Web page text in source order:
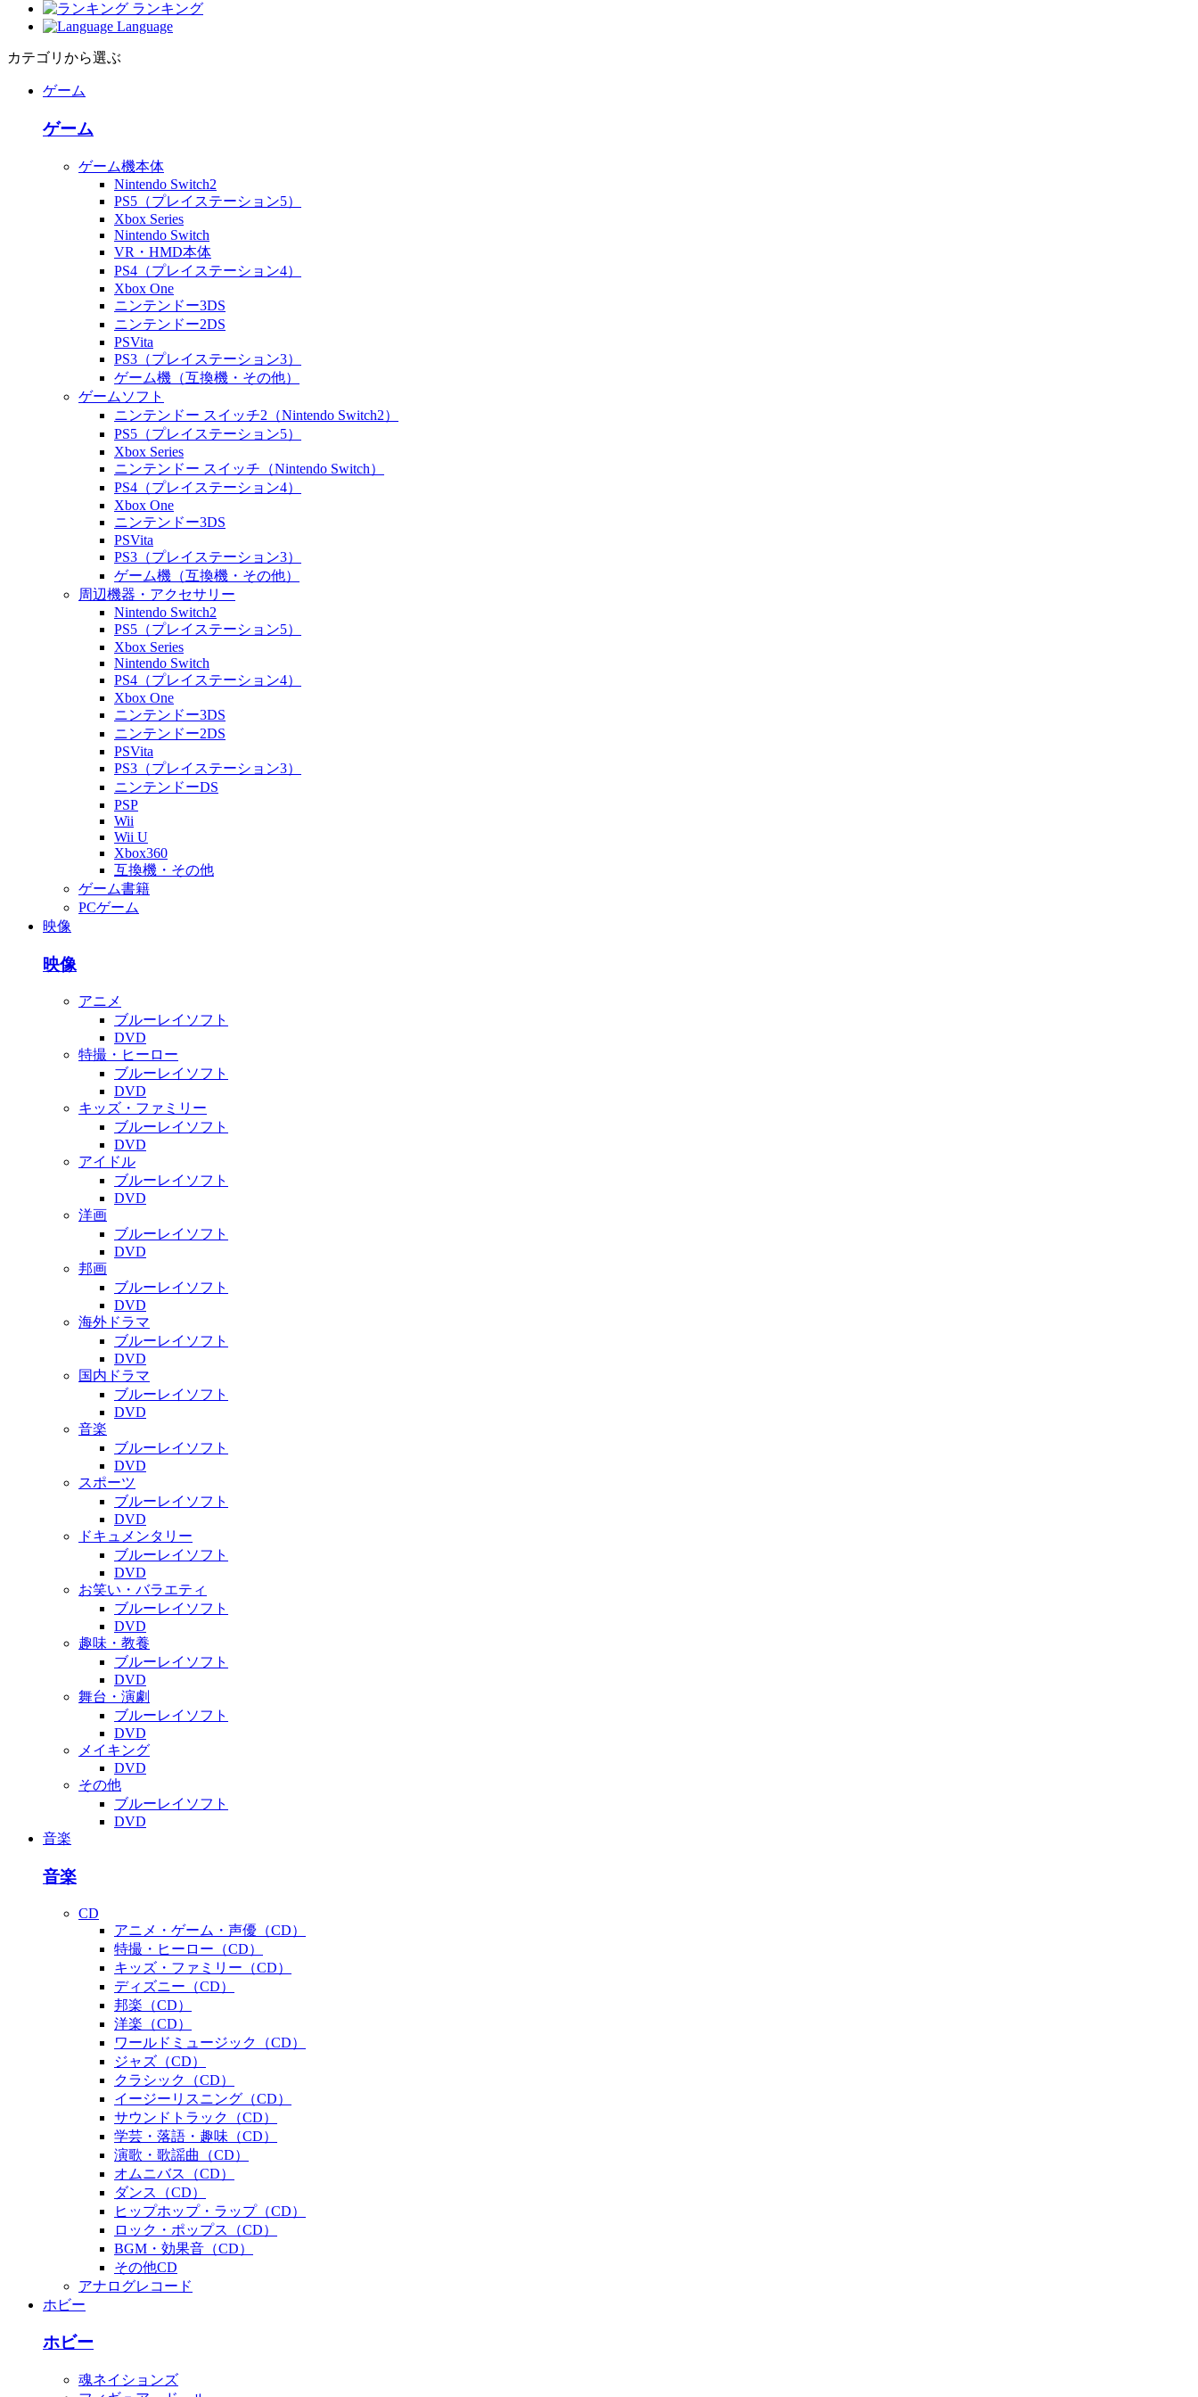
ランキング
Language
カテゴリから選ぶ
ゲーム
ゲーム
ゲーム機本体
Nintendo Switch2
PS5（プレイステーション5）
Xbox Series
Nintendo Switch
VR・HMD本体
PS4（プレイステーション4）
Xbox One
ニンテンドー3DS
ニンテンドー2DS
PSVita
PS3（プレイステーション3）
ゲーム機（互換機・その他）
ゲームソフト
ニンテンドー スイッチ2（Nintendo Switch2）
PS5（プレイステーション5）
Xbox Series
ニンテンドー スイッチ（Nintendo Switch）
PS4（プレイステーション4）
Xbox One
ニンテンドー3DS
PSVita
PS3（プレイステーション3）
ゲーム機（互換機・その他）
周辺機器・アクセサリー
Nintendo Switch2
PS5（プレイステーション5）
Xbox Series
Nintendo Switch
PS4（プレイステーション4）
Xbox One
ニンテンドー3DS
ニンテンドー2DS
PSVita
PS3（プレイステーション3）
ニンテンドーDS
PSP
Wii
Wii U
Xbox360
互換機・その他
ゲーム書籍
PCゲーム
映像
映像
アニメ
ブルーレイソフト
DVD
特撮・ヒーロー
ブルーレイソフト
DVD
キッズ・ファミリー
ブルーレイソフト
DVD
アイドル
ブルーレイソフト
DVD
洋画
ブルーレイソフト
DVD
邦画
ブルーレイソフト
DVD
海外ドラマ
ブルーレイソフト
DVD
国内ドラマ
ブルーレイソフト
DVD
音楽
ブルーレイソフト
DVD
スポーツ
ブルーレイソフト
DVD
ドキュメンタリー
ブルーレイソフト
DVD
お笑い・バラエティ
ブルーレイソフト
DVD
趣味・教養
ブルーレイソフト
DVD
舞台・演劇
ブルーレイソフト
DVD
メイキング
DVD
その他
ブルーレイソフト
DVD
音楽
音楽
CD
アニメ・ゲーム・声優（CD）
特撮・ヒーロー（CD）
キッズ・ファミリー（CD）
ディズニー（CD）
邦楽（CD）
洋楽（CD）
ワールドミュージック（CD）
ジャズ（CD）
クラシック（CD）
イージーリスニング（CD）
サウンドトラック（CD）
学芸・落語・趣味（CD）
演歌・歌謡曲（CD）
オムニバス（CD）
ダンス（CD）
ヒップホップ・ラップ（CD）
ロック・ポップス（CD）
BGM・効果音（CD）
その他CD
アナログレコード
ホビー
ホビー
魂ネイションズ